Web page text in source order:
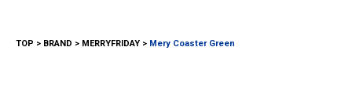
TOP BRAND MERRYFRIDAY Mery Coaster Green